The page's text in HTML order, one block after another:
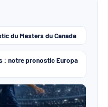
du Masters du Canada
: notre pronostic Europa